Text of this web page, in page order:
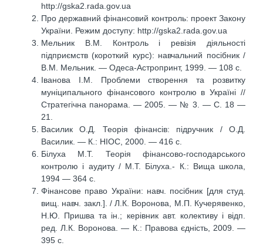
http://gska2.rada.gov.ua
Про державний фінансовий контроль: проект Закону
України. Режим доступу: http://gska2.rada.gov.ua
Мельник В.М. Контроль і ревізія діяльності
підприємств (короткий курс): навчальний посібник /
В.М. Мельник. — Одеса-Астропринт, 1999. — 108 с.
Іванова І.М. Проблеми створення та розвитку
муніципального фінансового контролю в Україні //
Стратегічна панорама. — 2005. — № 3. — С. 18 —
21.
Василик О.Д. Теорія фінансів: підручник / О.Д.
Василик. — К.: НІОС, 2000. — 416 с.
Білуха М.Т. Теорія фінансово-господарського
контролю і аудиту / М.Т. Білуха.- К.: Вища школа,
1994 — 364 с.
Фінансове право України: навч. посібник [для студ.
вищ. навч. закл.]. / Л.К. Воронова, М.П. Кучерявенко,
Н.Ю. Пришва та ін.; керівник авт. колективу і відп.
ред. Л.К. Воронова. — К.: Правова єдність, 2009. —
395 с.